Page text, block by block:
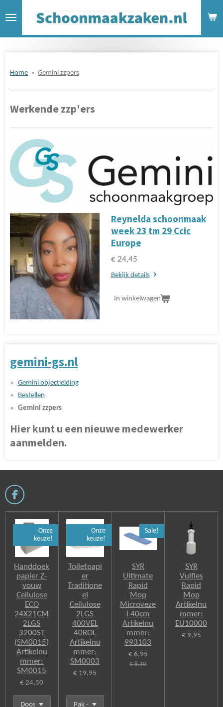
direct
Home » Gemini zzpers
Werkende zzp'ers
Reynelda schoonmaak
week 23 tm 29 Ccic
Europe
€ 24,45
Bekijk details
In winkelwagen
gemini-gs.nl
Gemini objectleiding
Bestellen
Gemini zzpers
Hier kunt u een nieuwe medewerker
aanmelden.
F
e
Onze
keuze!
Handdoek
papier Z-
vouw
Cellulose
ECO
24X21CM
2LGS
3200ST
(SM0015)
Artikelnu
mmer:
SM0015
€ 24,50
Onze
keuze!
Toiletpapi
er
Traditione
el
Cellulose
2LGS
400VEL
40ROL
Artikelnu
mmer:
SM0003
€ 19,95
Sale!
SYR
Ultimate
Rapid
Mop
Microveze
l 40cm
Artikelnu
mmer:
993103
€ 6,95
€ 8,30
SYR
Vulfles
Rapid
Mop
Artikelnu
mmer:
EU10000
€ 9,95